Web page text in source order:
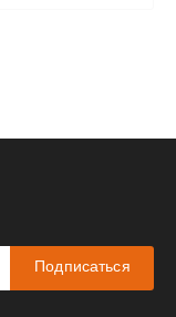
Подписаться